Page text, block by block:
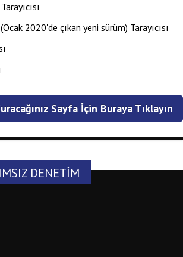
2020'de çıkan yeni sürüm) Tarayıcısı
Sayfa İçin Buraya Tıklayın
DENETIM